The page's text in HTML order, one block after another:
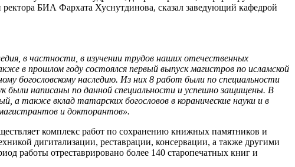
БИА Фархата Хуснутдинова, сказал заведующий кафедрой
в частности, в изучении трудов наших отечественных
в прошлом году состоялся первый выпуск магистров по исламской
богословскому наследию. Из них 8 работ были по специальности
были написаны по данной специальности и успешно защищены. В
также вклад татарских богословов в коранические науки и в
и докторантов».
комплекс работ по сохранению книжных памятников и
дигитализации, реставрации, консервации, а также другими
работы отреставрировано более 140 старопечатных книг и